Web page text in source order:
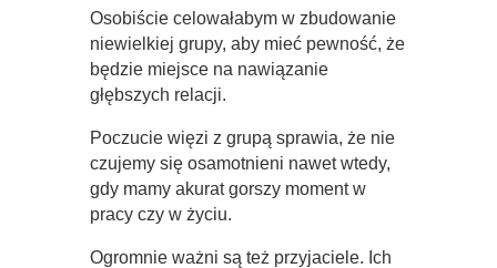
Osobiście celowałabym w zbudowanie
niewielkiej grupy, aby mieć pewność, że
będzie miejsce na nawiązanie
głębszych relacji.
Poczucie więzi z grupą sprawia, że nie
czujemy się osamotnieni nawet wtedy,
gdy mamy akurat gorszy moment w
pracy czy w życiu.
Ogromnie ważni są też przyjaciele. Ich